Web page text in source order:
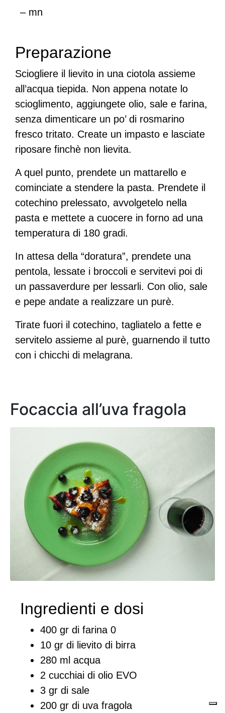
– mn
Preparazione
Sciogliere il lievito in una ciotola assieme
all’acqua tiepida. Non appena notate lo
scioglimento, aggiungete olio, sale e farina,
senza dimenticare un po’ di rosmarino
fresco tritato. Create un impasto e lasciate
riposare finchè non lievita.
A quel punto, prendete un mattarello e
cominciate a stendere la pasta. Prendete il
cotechino prelessato, avvolgetelo nella
pasta e mettete a cuocere in forno ad una
temperatura di 180 gradi.
In attesa della “doratura”, prendete una
pentola, lessate i broccoli e servitevi poi di
un passaverdure per lessarli. Con olio, sale
e pepe andate a realizzare un purè.
Tirate fuori il cotechino, tagliatelo a fette e
servitelo assieme al purè, guarnendo il tutto
con i chicchi di melagrana.
Focaccia all’uva fragola
Ingredienti e dosi
400 gr di farina 0
10 gr di lievito di birra
280 ml acqua
2 cucchiai di olio EVO
3 gr di sale
200 gr di uva fragola